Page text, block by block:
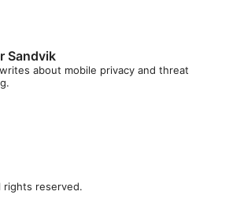
Sandvik
about mobile privacy and threat
rights reserved.